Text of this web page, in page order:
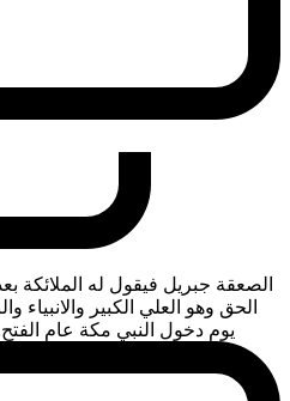
الصعقة جبريل فيقول له الملائكة
الحق وهو العلي الكبير
يوم دخول النبي مكة عام